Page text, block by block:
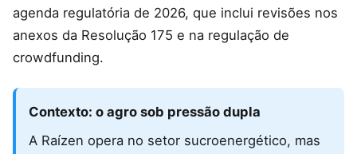
agenda regulatória de 2026, que inclui revisões nos
anexos da Resolução 175 e na regulação de
crowdfunding.
Contexto: o agro sob pressão dupla
A Raízen opera no setor sucroenergético, mas